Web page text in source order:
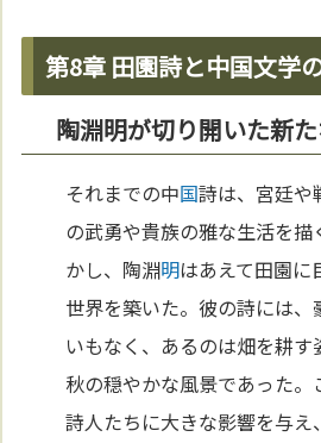
第8章 田園詩と中国文学
陶淵明が切り開いた新
それまでの中国詩は、宮廷や
の武勇や貴族の雅な生活を
かし、陶淵明はあえて田園に
世界を築いた。彼の詩には
いもなく、あるのは畑を耕す
秋の穏やかな風景であった
詩人たちに大きな影響を与え